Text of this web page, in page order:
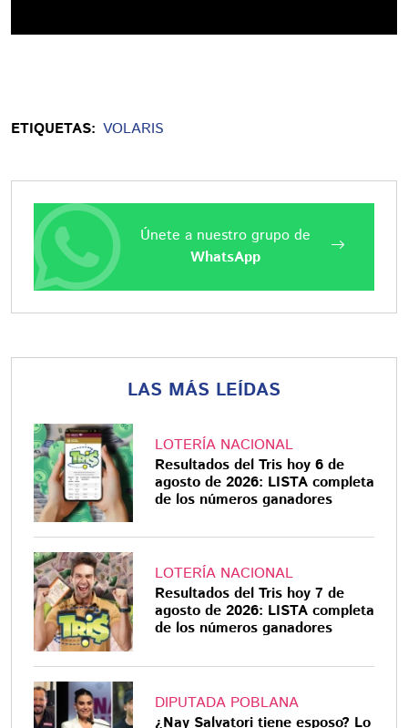
ETIQUETAS: VOLARIS
Únete a nuestro grupo de
WhatsApp
LAS MÁS LEÍDAS
LOTERÍA NACIONAL
Resultados del Tris hoy 6 de
agosto de 2026: LISTA completa
de los números ganadores
LOTERÍA NACIONAL
Resultados del Tris hoy 7 de
agosto de 2026: LISTA completa
de los números ganadores
DIPUTADA POBLANA
¿Nay Salvatori tiene esposo? Lo